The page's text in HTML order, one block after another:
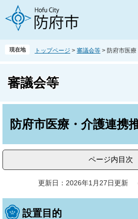
現在地 トップページ > 審議会等 > 防府市医
審議会等
防府市医療・介護連携
ページ内目次
更新日：2026年1月27日更新
設置目的